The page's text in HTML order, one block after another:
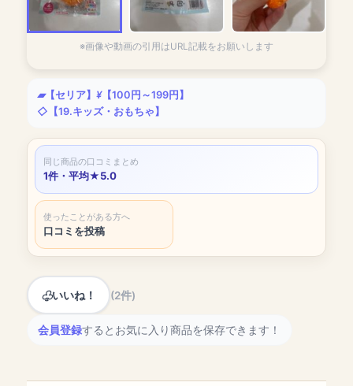
※画像や動画の引用はURL記載をお願いします
【セリア】
【100円～199円】
【19.キッズ・おもちゃ】
同じ商品の口コミまとめ
1件・平均★5.0
使ったことがある方へ
口コミを投稿
いいね！ (2件)
会員登録するとお気に入り商品を保存できます！